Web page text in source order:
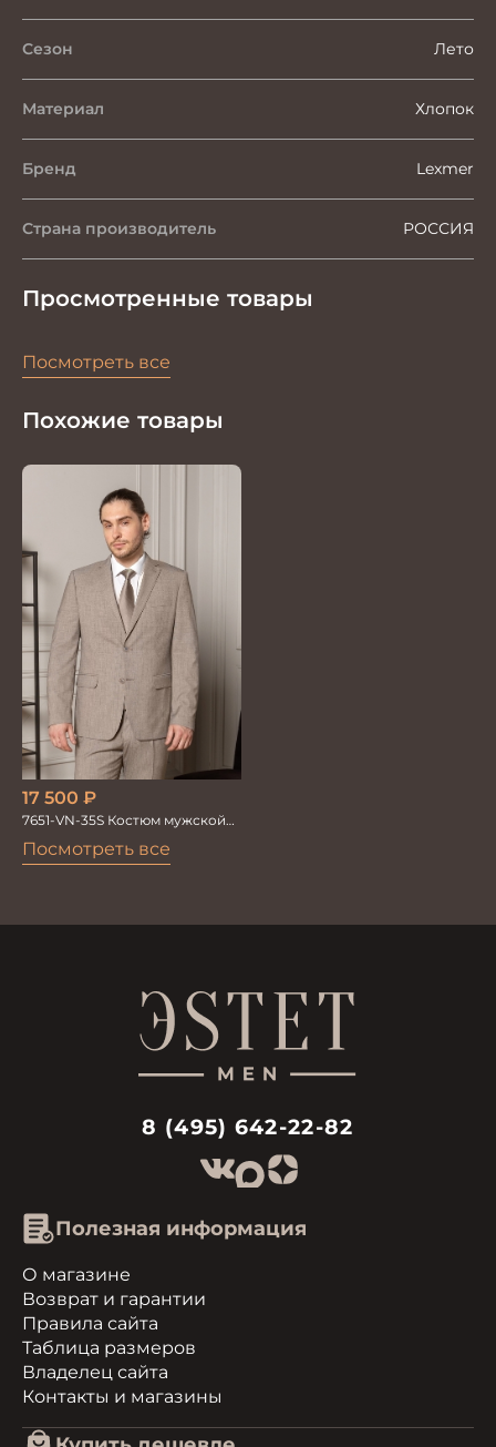
Сезон Лето
Материал Хлопок
Бренд Lexmer
Страна производитель РОССИЯ
Просмотренные товары
Посмотреть все
Похожие товары
Посмотреть все
17 500 ₽
7651-VN-35S Костюм мужской
8 (495) 642-22-82
Полезная информация
О магазине
Возврат и гарантии
Правила сайта
Таблица размеров
Владелец сайта
Контакты и магазины